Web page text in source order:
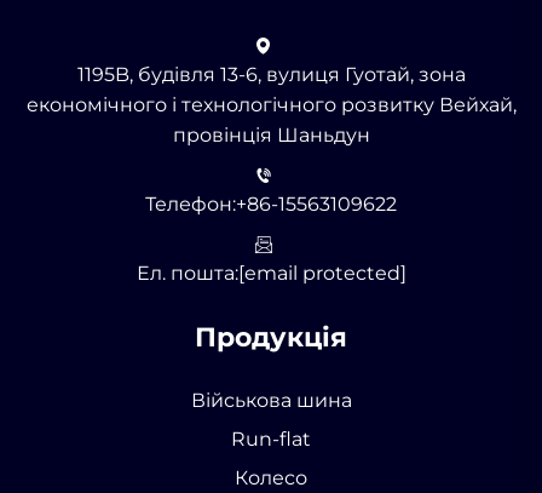
1195B, будівля 13-6, вулиця Гуотай, зона
економічного і технологічного розвитку Вейхай,
провінція Шаньдун
Телефон:+86-15563109622
Ел. пошта:[email protected]
Продукція
Військова шина
Run-flat
Колесо